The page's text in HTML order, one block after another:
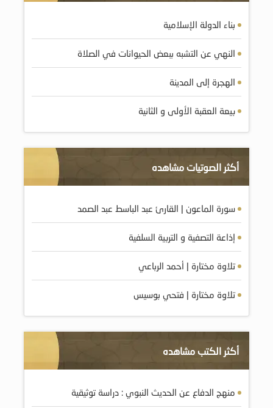
بناء الدولة الإسلامية
النهي عن التشبه ببعض الحيوانات في الصلاة
الهجرة إلى المدينة
بيعة العقبة الأولى و الثانية
أكثر الصوتيات مشاهده
سورة الماعون | القارئ عبد الباسط عبد الصمد
إذاعة التصفية و التربية السلفية
تلاوة مختارة | أحمد الرباعي
تلاوة مختارة | فتحي بوسيس
أكثر الكتب مشاهده
منهج الدفاع عن الحديث النبوي : دراسة توثيقية